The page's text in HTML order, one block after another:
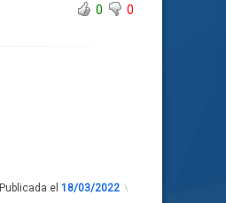
0
0
Publicada el 18/03/2022